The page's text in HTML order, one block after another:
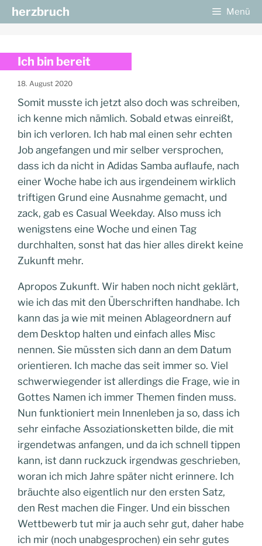
Zum
Inhalt
herzbruch Menü
Ich bin bereit
18. August 2020
Somit musste ich jetzt also doch was schreiben,
ich kenne mich nämlich. Sobald etwas einreißt,
bin ich verloren. Ich hab mal einen sehr echten
Job angefangen und mir selber versprochen,
dass ich da nicht in Adidas Samba auflaufe, nach
einer Woche habe ich aus irgendeinem wirklich
triftigen Grund eine Ausnahme gemacht, und
zack, gab es Casual Weekday. Also muss ich
wenigstens eine Woche und einen Tag
durchhalten, sonst hat das hier alles direkt keine
Zukunft mehr.
Apropos Zukunft. Wir haben noch nicht geklärt,
wie ich das mit den Überschriften handhabe. Ich
kann das ja wie mit meinen Ablageordnern auf
dem Desktop halten und einfach alles Misc
nennen. Sie müssten sich dann an dem Datum
orientieren. Ich mache das seit immer so. Viel
schwerwiegender ist allerdings die Frage, wie in
Gottes Namen ich immer Themen finden muss.
Nun funktioniert mein Innenleben ja so, dass ich
sehr einfache Assoziationsketten bilde, die mit
irgendetwas anfangen, und da ich schnell tippen
kann, ist dann ruckzuck irgendwas geschrieben,
woran ich mich Jahre später nicht erinnere. Ich
bräuchte also eigentlich nur den ersten Satz,
den Rest machen die Finger. Und ein bisschen
Wettbewerb tut mir ja auch sehr gut, daher habe
ich mir (noch unabgesprochen) ein sehr gutes